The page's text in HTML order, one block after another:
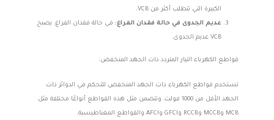
الكبيرة التي تتطلب أكثر من VCB.
عديم الجدوى في حالة فقدان الفراغ: في حالة فقدان الفراغ، يصبح
VCB عديم الجدوى.
قواطع الكهرباء التيار المتردد ذات الجهد المنخفض:
تستخدم قواطع الكهرباء ذات الجهد المنخفض للتحكم في الدوائر ذات
الجهد الأقل من 1000 فولت، وتتضمن مثل هذه القواطع أنواعًا مختلفة مثل
MCB وMCCB وRCCB وGFCI وAFCI والقواطع المغناطيسية.